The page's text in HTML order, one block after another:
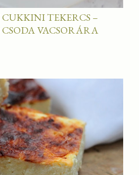
CUKKINI TEKERCS –
VACSORÁRA